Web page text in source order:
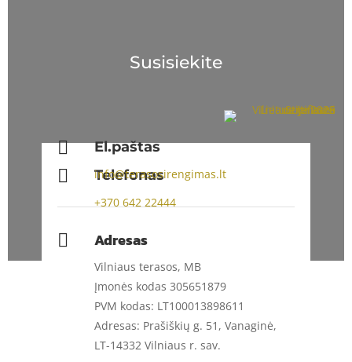
Susisiekite
 Telefonas
+370642 22444
 El.paštas
info@terasosirengimas.lt
 Adresas
Vilniaus terasos, MB
Įmonės kodas 305651879
PVM kodas: LT100013898611
Adresas: Prašiškių g. 51, Vanaginė,
LT-14332 Vilniaus r. sav.